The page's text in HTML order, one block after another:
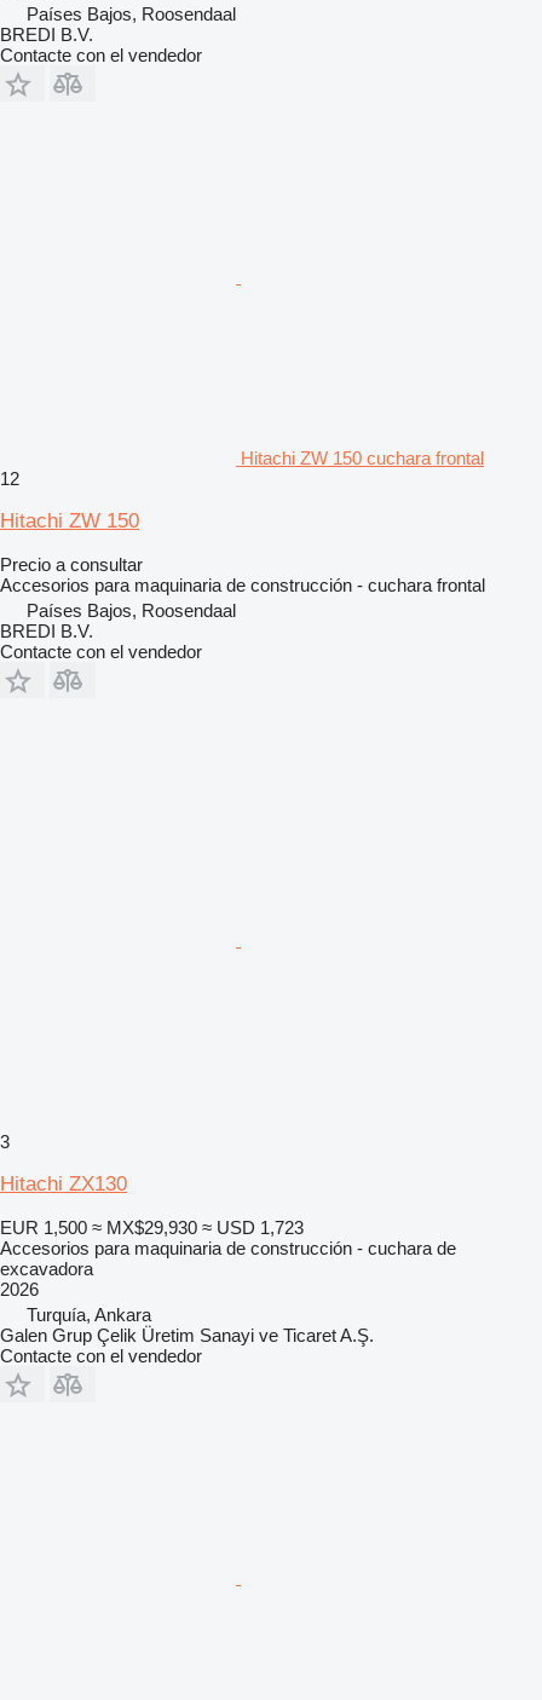
Países Bajos, Roosendaal
BREDI B.V.
Contacte con el vendedor
Hitachi ZW 150 cuchara frontal
12
Hitachi ZW 150
Precio a consultar
Accesorios para maquinaria de construcción - cuchara frontal
Países Bajos, Roosendaal
BREDI B.V.
Contacte con el vendedor
3
Hitachi ZX130
EUR 1,500 ≈ MX$29,930 ≈ USD 1,723
Accesorios para maquinaria de construcción - cuchara de
excavadora
2026
Turquía, Ankara
Galen Grup Çelik Üretim Sanayi ve Ticaret A.Ş.
Contacte con el vendedor